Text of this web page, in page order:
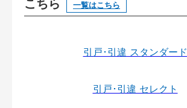
こちら
一覧はこちら
引戸･引違 スタンダード
引戸･引違 セレクト